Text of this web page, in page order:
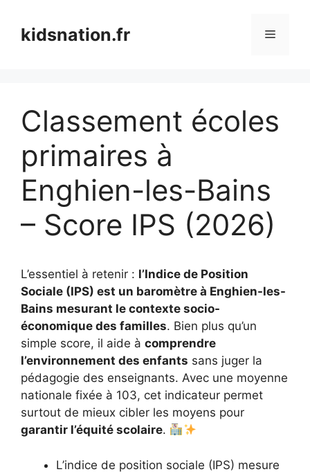
contenukidsnation.fr Menu
Classement écoles
primaires à
Enghien-les-Bains
– Score IPS (2026)
L’essentiel à retenir : l’Indice de Position
Sociale (IPS) est un baromètre à Enghien-les-
Bains mesurant le contexte socio-
économique des familles. Bien plus qu’un
simple score, il aide à comprendre
l’environnement des enfants sans juger la
pédagogie des enseignants. Avec une moyenne
nationale fixée à 103, cet indicateur permet
surtout de mieux cibler les moyens pour
garantir l’équité scolaire.
L’indice de position sociale (IPS) mesure